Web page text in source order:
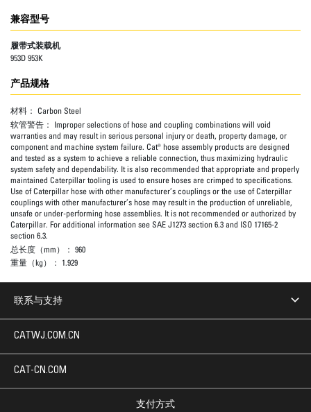
兼容型号
履带式装载机
953D 953K
产品规格
材料： Carbon Steel
软管警告： Improper selections of hose and coupling combinations will void
warranties and may result in serious personal injury or death, property damage, or
component and machine system failure. Cat® hose assembly products are designed
and tested as a system to achieve a reliable connection, thus maximizing hydraulic
system safety and dependability. It is also recommended that appropriate and properly
maintained Caterpillar tooling is used to ensure hoses are crimped to specifications.
Use of Caterpillar hose with other manufacturer’s couplings or the use of Caterpillar
couplings with other manufacturer’s hose may result in the production of unreliable,
unsafe or under-performing hose assemblies. It is not recommended or authorized by
Caterpillar. For additional information see SAE J1273 section 6.3 and ISO 17165-2
section 6.3.
总长度（mm）： 960
重量（kg）： 1.929
联系与支持
支付方式
CATWJ.COM.CN
CAT-CN.COM